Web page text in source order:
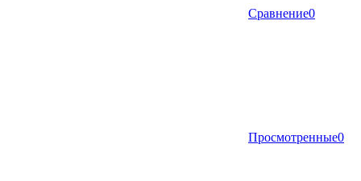
Сравнение0
Просмотренные0